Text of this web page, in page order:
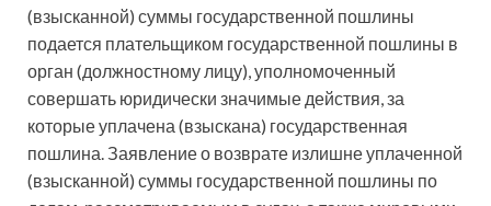
(взысканной) суммы государственной пошлины
подается плательщиком государственной пошлины в
орган (должностному лицу), уполномоченный
совершать юридически значимые действия, за
которые уплачена (взыскана) государственная
пошлина. Заявление о возврате излишне уплаченной
(взысканной) суммы государственной пошлины по